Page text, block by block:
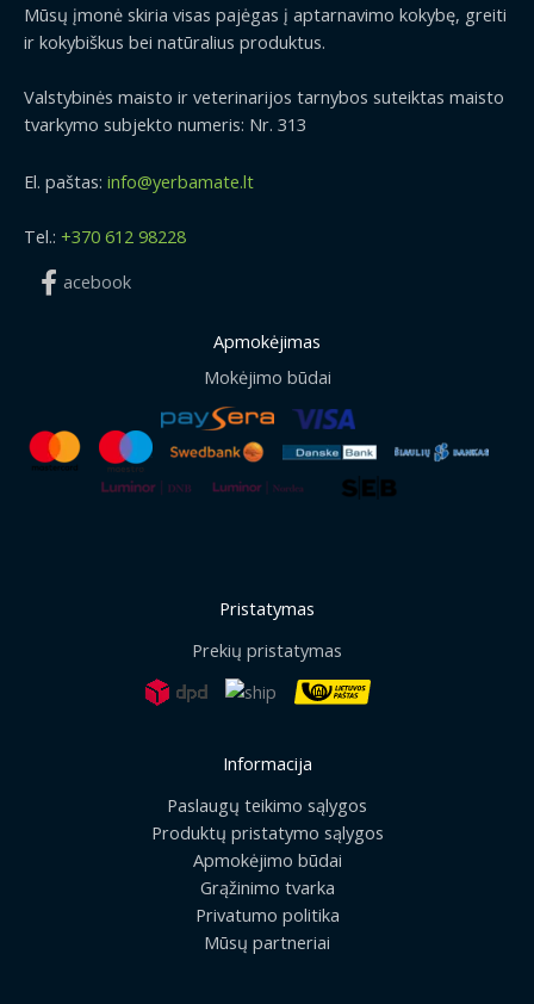
Mūsų įmonė skiria visas pajėgas į aptarnavimo kokybę, greiti
ir kokybiškus bei natūralius produktus.
Valstybinės maisto ir veterinarijos tarnybos suteiktas maisto
tvarkymo subjekto numeris: Nr. 313
El. paštas: info@yerbamate.lt
Tel.: +370 612 98228
acebook
Apmokėjimas
Mokėjimo būdai
Pristatymas
Prekių pristatymas
Informacija
Paslaugų teikimo sąlygos
Produktų pristatymo sąlygos
Apmokėjimo būdai
Grąžinimo tvarka
Privatumo politika
Mūsų partneriai